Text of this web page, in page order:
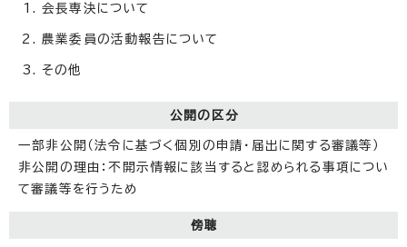
会長専決について
農業委員の活動報告について
その他
公開の区分
一部非公開（法令に基づく個別の申請・届出に関する審議等）
非公開の理由：不開示情報に該当すると認められる事項につい
て審議等を行うため
傍聴